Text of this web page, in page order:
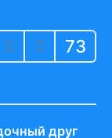
73
друг